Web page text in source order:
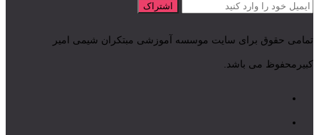
تمامی حقوق برای سایت موسسه آموزشی مبتکران شیمی امیر
کبیرمحفوظ می باشد.